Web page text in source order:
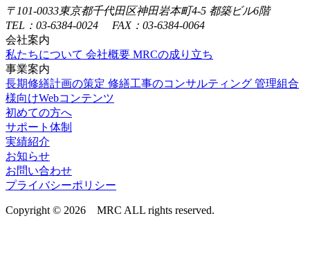
関連記事
〒101-0033東京都千代田区神田岩本町4-5 都築ビル6階
TEL：03-6384-0024 FAX：03-6384-0064
会社案内
私たちについて 会社概要 MRCの成り立ち
事業案内
長期修繕計画の策定 修繕工事のコンサルティング 管理組合
様向けWebコンテンツ
初めての方へ
サポート体制
実績紹介
お知らせ
お問い合わせ
プライバシーポリシー
Copyright © 2026 MRC ALL rights reserved.